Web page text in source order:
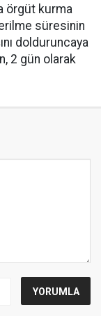
örgüt kurma
süresinin
dolduruncaya
2 gün olarak